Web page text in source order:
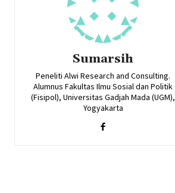
Sumarsih
Peneliti Alwi Research and Consulting.
Alumnus Fakultas Ilmu Sosial dan Politik
(Fisipol), Universitas Gadjah Mada (UGM),
Yogyakarta